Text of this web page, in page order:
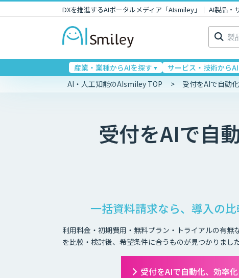
DXを推進するAIポータルメディア「AIsmiley」｜ AI製品・
検
索:
産業・業種からAIを探す サービス・技術から
AI・人工知能のAIsmiley TOP 受付をAIで自動
受付をAIで自
一括資料請求なら、導入の
利用料金・初期費用・無料プラン・トライアルの有
を比較・検討後、希望条件に合うものが見つかりまし
受付をAIで自動化、効率